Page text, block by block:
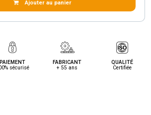
Ajouter au panier
PAIEMENT
sécurisé
FABRICANT
+ 55 ans
QUALITÉ
Certifiée